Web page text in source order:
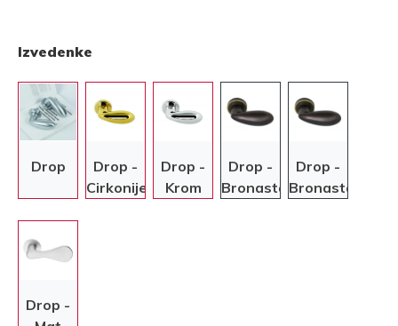
Izvedenke
Drop
Drop -
Cirkonijeva
Drop -
Krom
Drop -
Bronasta
Drop -
Bronasta
Drop -